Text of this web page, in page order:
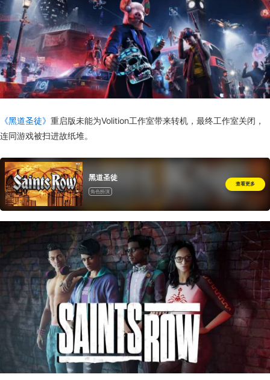
《黑道圣徒》 重启版未能为Volition工作室带来转机，最终工作室关闭，
连同游戏被扫进故纸堆。
黑道圣徒
角色扮演
查看更多